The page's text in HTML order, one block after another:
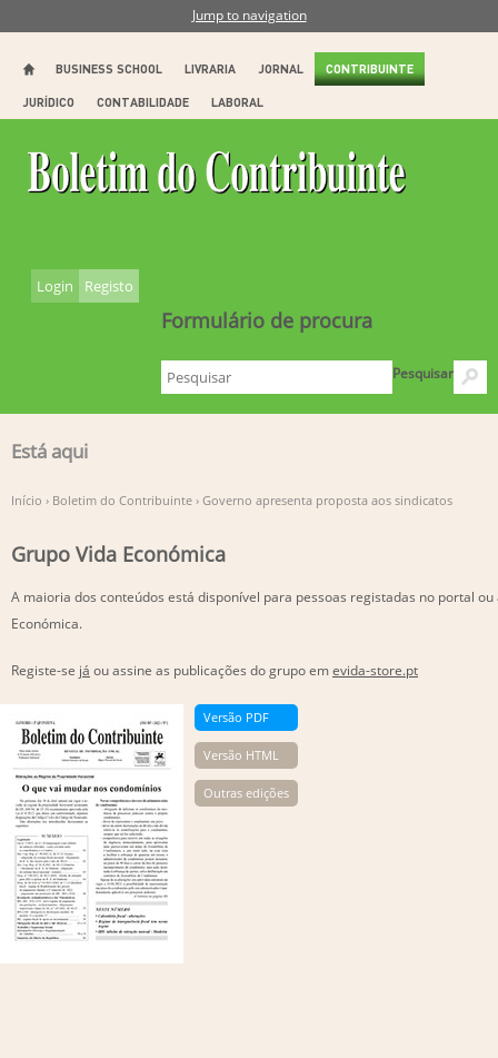
Jump to navigation
BUSINESS SCHOOL LIVRARIA JORNAL CONTRIBUINTE
JURÍDICO CONTABILIDADE LABORAL
Formulário de procura
Pesquisar
Login Registo
Está aqui
Início › Boletim do Contribuinte › Governo apresenta proposta aos sindicatos
Grupo Vida Económica
A maioria dos conteúdos está disponível para pessoas registadas no portal
Económica.
Registe-se já ou assine as publicações do grupo emevida-store.pt
Versão PDF
Versão HTML
Outras edições